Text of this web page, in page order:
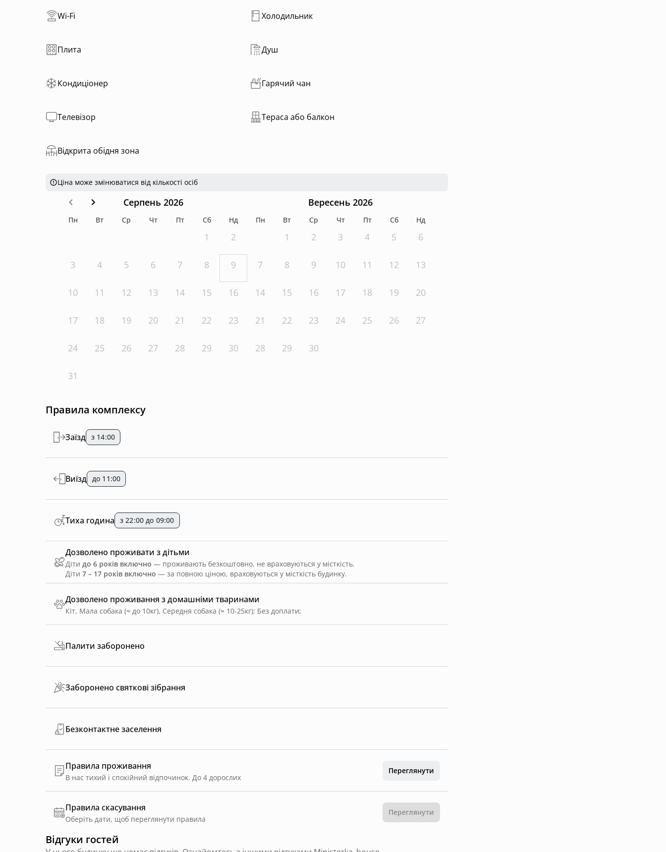
Wi-Fi Холодильник
Плита Душ
Кондиціонер Гарячий чан
Телевізор Тераса або балкон
Відкрита обідня зона
Ціна може змінюватися від кількості осіб
Серпень 2026
Пн Вт Ср Чт Пт Сб Нд
1 2
3 4 5 6 7 8 9
10 11 12 13 14 15 16
17 18 19 20 21 22 23
24 25 26 27 28 29 30
31
Вересень 2026
Пн Вт Ср Чт Пт Сб Нд
1 2 3 4 5 6
7 8 9 10 11 12 13
14 15 16 17 18 19 20
21 22 23 24 25 26 27
28 29 30
Правила комплексу
Дозволено проживання з домашніми тваринами
Кіт, Мала собака (≈ до 10кг), Середня собака (≈ 10-25кг); Без доплати;
Заїзд з 14:00
Виїзд до 11:00
Дозволено проживати з дітьми
Діти до 6 років включно — проживають безкоштовно, не враховуються у місткість.
Діти 7 – 17 років включно — за повною ціною, враховуються у місткість будинку.
Тиха година з 22:00 до 09:00
Палити заборонено
Заборонено святкові зібрання
Безконтактне заселення
Правила проживання
В нас тихий і спокійний відпочинок. До 4 дорослих
Переглянути
Правила скасування
Оберіть дати, щоб переглянути правила
Переглянути
Відгуки гостей